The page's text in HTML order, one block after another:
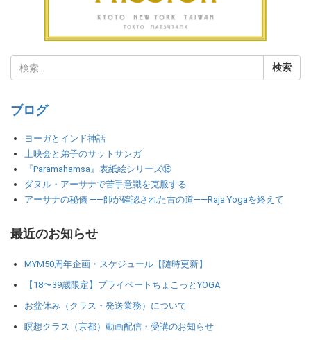
ブログ
ヨーガとインド神話
上映会と弟子のサットサンガ
『Paramahamsa』表紙絵シリーズ⑮
ダヌル・アーサナで苦手意識を克服する
アーサナの秘儀 ――師が確認された古の道――Raja Yogaを終えて
最近のお知らせ
MYM50周年企画・スケジュール【随時更新】
【18〜39歳限定】プライベートちょこっとYOGA
お盆休み（クラス・発送業務）について
瞑想クラス（京都）動画配信・受講のお知らせ